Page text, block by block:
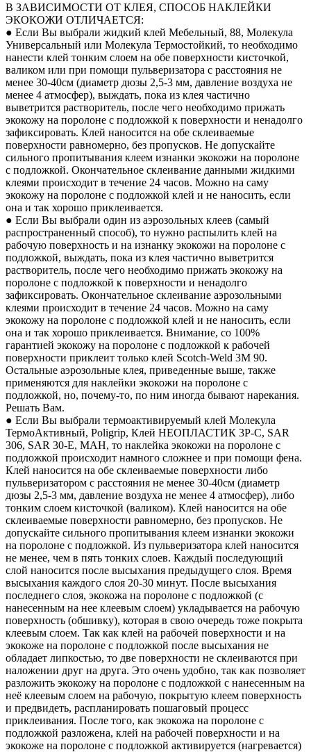
В ЗАВИСИМОСТИ ОТ КЛЕЯ, СПОСОБ НАКЛЕЙКИ
ЭКОКОЖИ ОТЛИЧАЕТСЯ:
● Если Вы выбрали жидкий клей Мебельный, 88, Молекула
Универсальный или Молекула Термостойкий, то необходимо
нанести клей тонким слоем на обе поверхности кисточкой,
валиком или при помощи пульверизатора с расстояния не
менее 30-40см (диаметр дюзы 2,5-3 мм, давление воздуха не
менее 4 атмосфер), выждать, пока из клея частично
выветрится растворитель, после чего необходимо прижать
экокожу на поролоне с подложкой к поверхности и ненадолго
зафиксировать. Клей наносится на обе склеиваемые
поверхности равномерно, без пропусков. Не допускайте
сильного пропитывания клеем изнанки экокожи на поролоне
с подложкой. Окончательное склеивание данными жидкими
клеями происходит в течение 24 часов. Можно на саму
экокожу на поролоне с подложкой клей и не наносить, если
она и так хорошо приклеивается.
● Если Вы выбрали один из аэрозольных клеев (самый
распространенный способ), то нужно распылить клей на
рабочую поверхность и на изнанку экокожи на поролоне с
подложкой, выждать, пока из клея частично выветрится
растворитель, после чего необходимо прижать экокожу на
поролоне с подложкой к поверхности и ненадолго
зафиксировать. Окончательное склеивание аэрозольными
клеями происходит в течение 24 часов. Можно на саму
экокожу на поролоне с подложкой клей и не наносить, если
она и так хорошо приклеивается. Внимание, со 100%
гарантией экокожу на поролоне с подложкой к рабочей
поверхности приклеит только клей Scotch-Weld 3M 90.
Остальные аэрозольные клея, приведенные выше, также
применяются для наклейки экокожи на поролоне с
подложкой, но, почему-то, по ним иногда бывают нарекания.
Решать Вам.
● Если Вы выбрали термоактивируемый клей Молекула
ТермоАктивный, Poligrip, Клей НЕОПЛАСТИК 3P-C, SAR
306, SAR 30-E, MAH, то наклейка экокожи на поролоне с
подложкой происходит намного сложнее и при помощи фена.
Клей наносится на обе склеиваемые поверхности либо
пульверизатором с расстояния не менее 30-40см (диаметр
дюзы 2,5-3 мм, давление воздуха не менее 4 атмосфер), либо
тонким слоем кисточкой (валиком). Клей наносится на обе
склеиваемые поверхности равномерно, без пропусков. Не
допускайте сильного пропитывания клеем изнанки экокожи
на поролоне с подложкой. Из пульверизатора клей наносится
не менее, чем в пять тонких слоев. Каждый последующий
слой наносится после высыхания предыдущего слоя. Время
высыхания каждого слоя 20-30 минут. После высыхания
последнего слоя, экокожа на поролоне с подложкой (с
нанесенным на нее клеевым слоем) укладывается на рабочую
поверхность (обшивку), которая в свою очередь тоже покрыта
клеевым слоем. Так как клей на рабочей поверхности и на
экокоже на поролоне с подложкой после высыхания не
обладает липкостью, то две поверхности не склеиваются при
наложении друг на друга. Это очень удобно, так как позволяет
разложить экокожу на поролоне с подложкой с нанесенным на
неё клеевым слоем на рабочую, покрытую клеем поверхность
и предвидеть, распланировать пошаговый процесс
приклеивания. После того, как экокожа на поролоне с
подложкой разложена, клей на рабочей поверхности и на
экокоже на поролоне с подложкой активируется (нагревается)